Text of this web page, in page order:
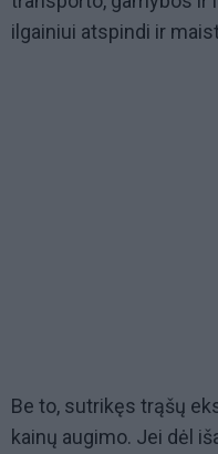
ilgainiui atspindi ir
Be to, sutrikęs trąšų
kainų augimo. Jei dėl